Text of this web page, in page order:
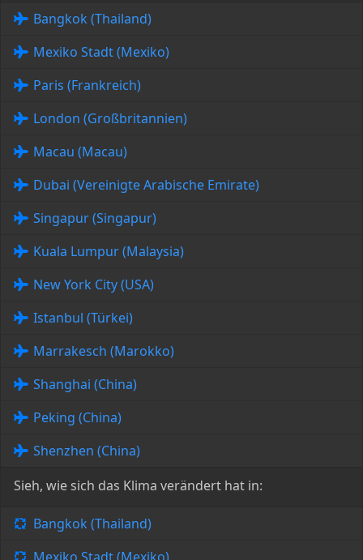
Bangkok (Thailand)
Mexiko Stadt (Mexiko)
Paris (Frankreich)
London (Großbritannien)
Macau (Macau)
Dubai (Vereinigte Arabische Emirate)
Singapur (Singapur)
Kuala Lumpur (Malaysia)
New York City (USA)
Istanbul (Türkei)
Marrakesch (Marokko)
Shanghai (China)
Peking (China)
Shenzhen (China)
Sieh, wie sich das Klima verändert hat in:
Bangkok (Thailand)